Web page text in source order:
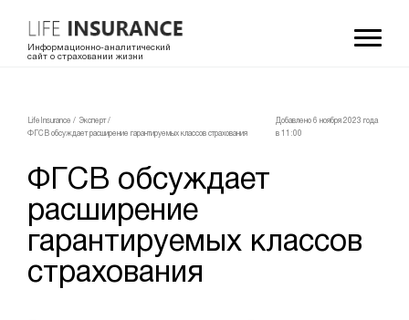
Информационно-аналитический
сайт о страховании жизни
LifeInsurance / Эксперт/
ФГСВ обсуждает расширение гарантируемых классов страхования
Добавлено 6 ноября 2023 года
в 11:00
ФГСВ обсуждает
расширение
гарантируемых классов
страхования